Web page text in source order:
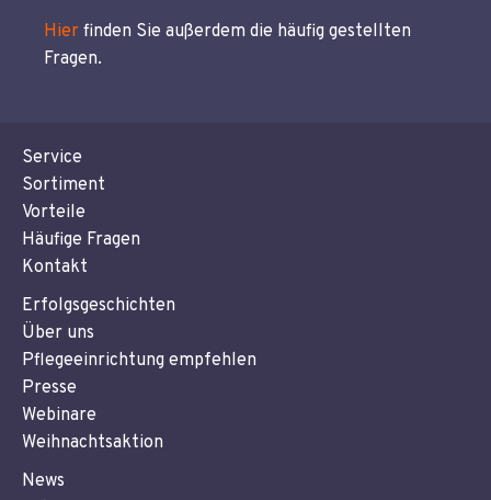
Hier finden Sie außerdem die häufig gestellten
Fragen.
Service
Sortiment
Vorteile
Häufige Fragen
Kontakt
Erfolgsgeschichten
Über uns
Pflegeeinrichtung empfehlen
Presse
Webinare
Weihnachtsaktion
News